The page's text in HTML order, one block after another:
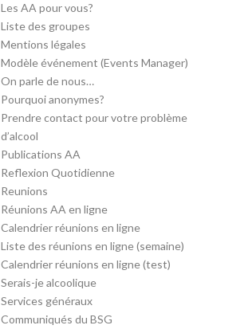
Les AA pour vous?
Liste des groupes
Mentions légales
Modèle événement (Events Manager)
On parle de nous…
Pourquoi anonymes?
Prendre contact pour votre problème
d’alcool
Publications AA
Reflexion Quotidienne
Reunions
Réunions AA en ligne
Calendrier réunions en ligne
Liste des réunions en ligne (semaine)
Calendrier réunions en ligne (test)
Serais-je alcoolique
Services généraux
Communiqués du BSG